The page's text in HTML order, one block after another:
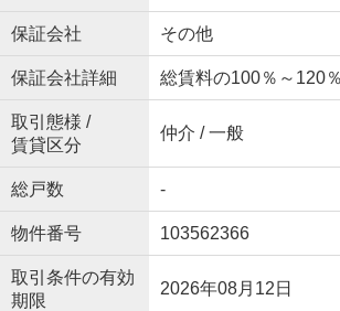
保証会社 その他
保証会社詳細 総賃料の100％～120％
取引態様 /
賃貸区分
仲介 / 一般
総戸数 -
物件番号 103562366
取引条件の有効
期限
2026年08月12日